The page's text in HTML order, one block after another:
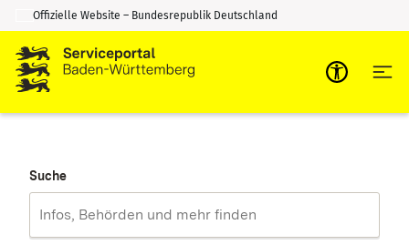
Zum Inhalt springen
Zur Suche springen
Offizielle Website – Bundesrepublik Deutschland
Suche